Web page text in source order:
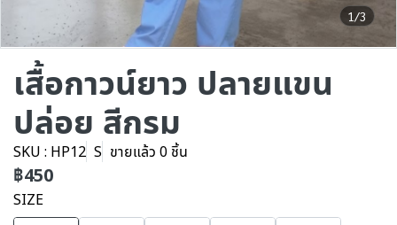
1/3
เสื้อกาวน์ยาว ปลายแขน
ปล่อย สีกรม
SKU : HP12 S ขายแล้ว 0 ชิ้น
฿450
SIZE